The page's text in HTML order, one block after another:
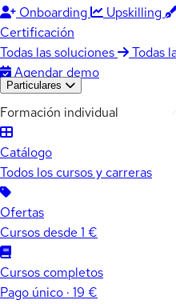
Onboarding
Upskilling
Certificación
Todas las soluciones
Todas
Agendar demo
Particulares
Formación individual
Catálogo
Todos los cursos y carreras
Ofertas
Cursos desde 1 €
Cursos completos
Pago único · 19 €